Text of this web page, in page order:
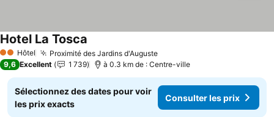
2 Étoiles
Hôtel Proximité des Jardins d'Auguste
Hotel La Tosca
9,6 Excellent 1 739 à 0.3 km de : Centre-ville
Sélectionnez des dates pour voir
les prix exacts
Consulter les prix